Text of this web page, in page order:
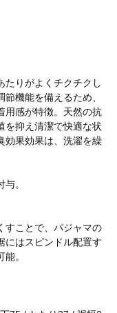
たりがよくチクチクし
機能を備えるため、
用感が特徴。天然の抗
を抑え清潔で快適な状
効果効果は、洗濯を繰
。
すことで、パジャマの
にはスピンドル配置す
。